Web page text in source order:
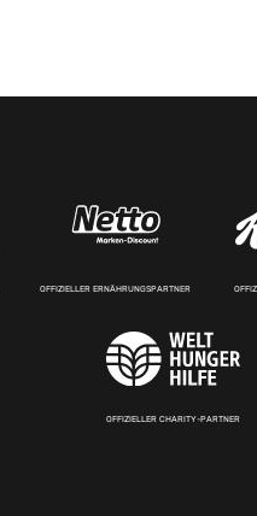
OFFIZIELLER ERNÄHRUNGSPARTNER
OFFIZIELLER CHARITY-PARTNER